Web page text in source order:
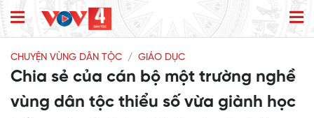
CHUYỆN VÙNG DÂN TỘC GIÁO DỤC
Chia sẻ của cán bộ một trường nghề
vùng dân tộc thiểu số vừa giành học